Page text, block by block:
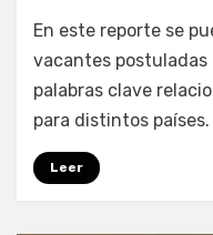
En este reporte se
vacantes
palabras clave
para distintos países.
Leer